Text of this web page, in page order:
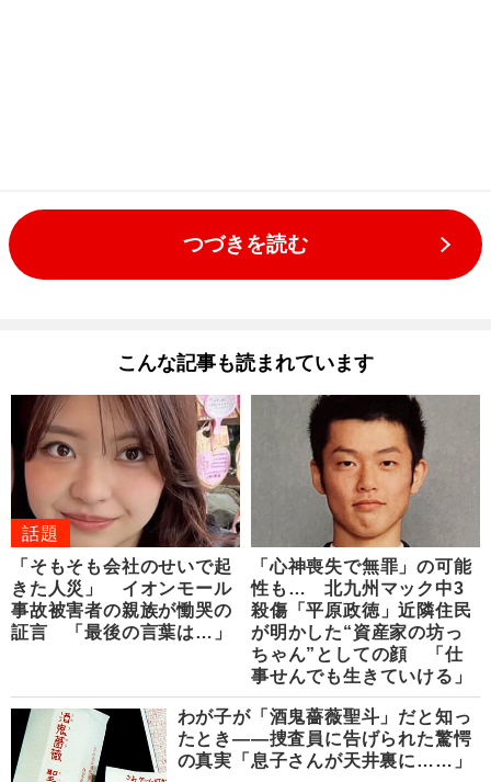
つづきを読む
こんな記事も読まれています
話題
「そもそも会社のせいで起
きた人災」 イオンモール
事故被害者の親族が慟哭の
証言 「最後の言葉は…」
「心神喪失で無罪」の可能
性も… 北九州マック中3
殺傷「平原政徳」近隣住民
が明かした“資産家の坊っ
ちゃん”としての顔 「仕
事せんでも生きていける」
わが子が「酒鬼薔薇聖斗」だと知っ
たとき――捜査員に告げられた驚愕
の真実「息子さんが天井裏に……」